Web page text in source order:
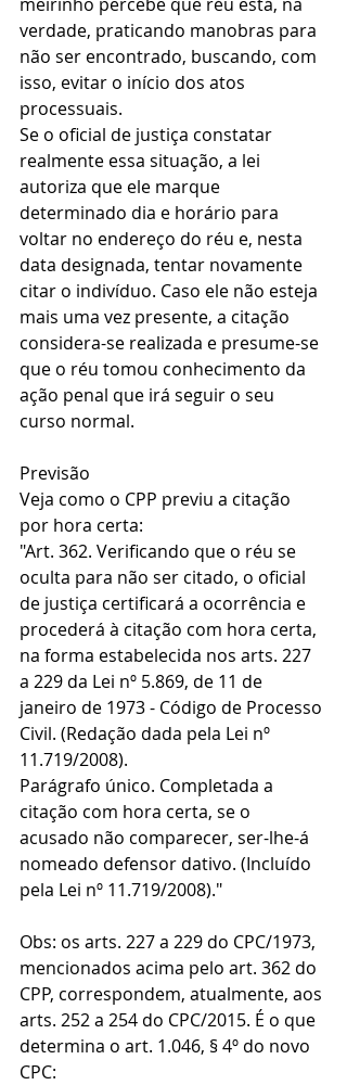
verdade, praticando manobras para
não ser encontrado, buscando, com
isso, evitar o início dos atos
processuais.
Se o oficial de justiça constatar
realmente essa situação, a lei
autoriza que ele marque
determinado dia e horário para
voltar no endereço do réu e, nesta
data designada, tentar novamente
citar o indivíduo. Caso ele não esteja
mais uma vez presente, a citação
considera-se realizada e presume-se
que o réu tomou conhecimento da
ação penal que irá seguir o seu
curso normal.
Previsão
Veja como o CPP previu a citação
por hora certa:
"Art. 362. Verificando que o réu se
oculta para não ser citado, o oficial
de justiça certificará a ocorrência e
procederá à citação com hora certa,
na forma estabelecida nos arts. 227
a 229 da Lei nº 5.869, de 11 de
janeiro de 1973 - Código de Processo
Civil. (Redação dada pela Lei nº
11.719/2008).
Parágrafo único. Completada a
citação com hora certa, se o
acusado não comparecer, ser-lhe-á
nomeado defensor dativo. (Incluído
pela Lei nº 11.719/2008)."
Obs: os arts. 227 a 229 do CPC/1973,
mencionados acima pelo art. 362 do
CPP, correspondem, atualmente, aos
arts. 252 a 254 do CPC/2015. É o que
determina o art. 1.046, § 4º do novo
CPC: